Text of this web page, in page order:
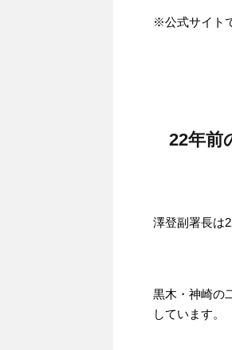
※公式サイト
22年前
澤登副署長は
黒木・神崎の
しています。